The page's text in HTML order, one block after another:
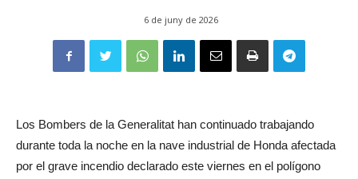
6 de juny de 2026
Los Bombers de la Generalitat han continuado trabajando
durante toda la noche en la nave industrial de Honda afectada
por el grave incendio declarado este viernes en el polígono